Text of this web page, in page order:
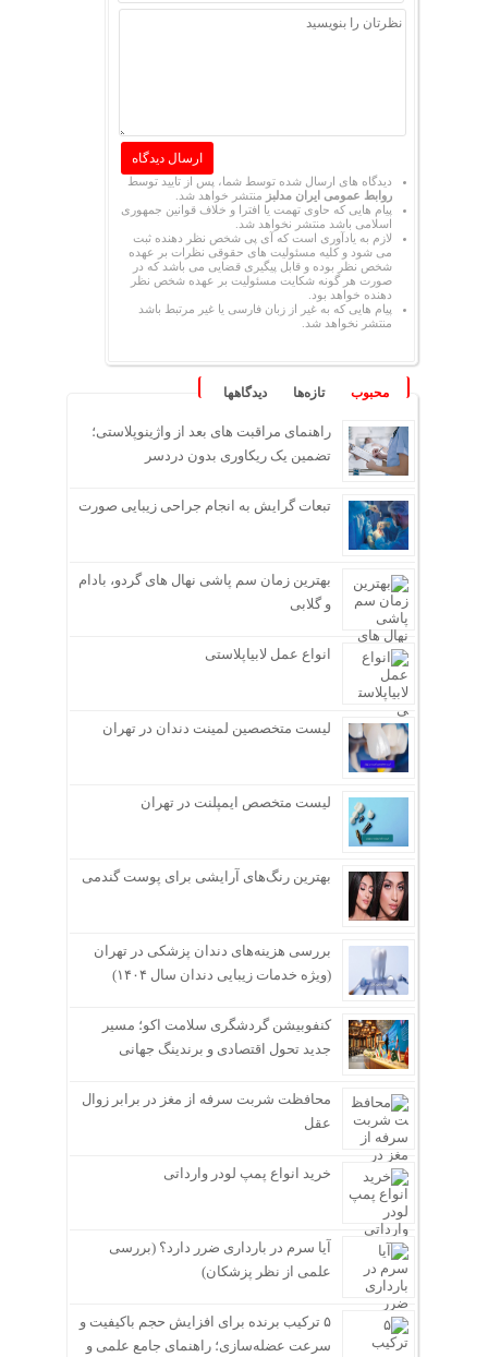
دیدگاه های ارسال شده توسط شما، پس از تایید توسط
روابط عمومی ایران مدلبز منتشر خواهد شد.
پیام هایی که حاوی تهمت یا افترا و خلاف قوانین جمهوری
اسلامی باشد منتشر نخواهد شد.
لازم به یادآوری است که آی پی شخص نظر دهنده ثبت
می شود و کلیه مسئولیت های حقوقی نظرات بر عهده
شخص نظر بوده و قابل پیگیری قضایی می باشد که در
صورت هر گونه شکایت مسئولیت بر عهده شخص نظر
دهنده خواهد بود.
پیام هایی که به غیر از زبان فارسی یا غیر مرتبط باشد
منتشر نخواهد شد.
محبوب تازه‌ها دیدگاهها
راهنمای مراقبت های بعد از واژینوپلاستی؛
تضمین یک ریکاوری بدون دردسر
تبعات گرایش به انجام جراحی زیبایی صورت
بهترین زمان سم پاشی نهال های گردو، بادام
و گلابی
انواع عمل لابیاپلاستی
لیست متخصصین لمینت دندان در تهران
لیست متخصص ایمپلنت در تهران
بهترین رنگ‌های آرایشی برای پوست گندمی
بررسی هزینه‌های دندان پزشکی در تهران
(ویژه خدمات زیبایی دندان سال ۱۴۰۴)
کنفوبیشن گردشگری سلامت اکو؛ مسیر
جدید تحول اقتصادی و برندینگ جهانی
محافظت شربت سرفه از مغز در برابر زوال
عقل
خرید انواع پمپ لودر وارداتی
آیا سرم در بارداری ضرر دارد؟ (بررسی
علمی از نظر پزشکان)
۵ ترکیب برنده برای افزایش حجم باکیفیت و
سرعت عضله‌سازی؛ راهنمای جامع علمی و